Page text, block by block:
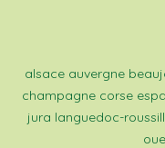
alsace auvergne
champagne corse
jura languedoc-